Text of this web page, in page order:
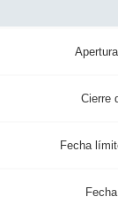
Cierre
Fecha